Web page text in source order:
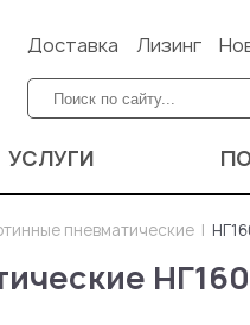
Доставка Лизинг
УСЛУГИ
пневматические